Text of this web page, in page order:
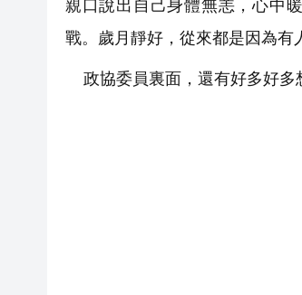
親口說出自己身體無恙，心中
戰。歲月靜好，從來都是因為有
政協委員裏面，還有好多好多